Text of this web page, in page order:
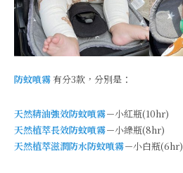
防蚊噴霧 有分3款，分別是：
天然精油強效防蚊噴霧－小紅瓶(10hr)
天然植萃長效防蚊噴霧－小綠瓶(8hr)
天然植萃滋潤防水防蚊噴霧－小白瓶(6hr)